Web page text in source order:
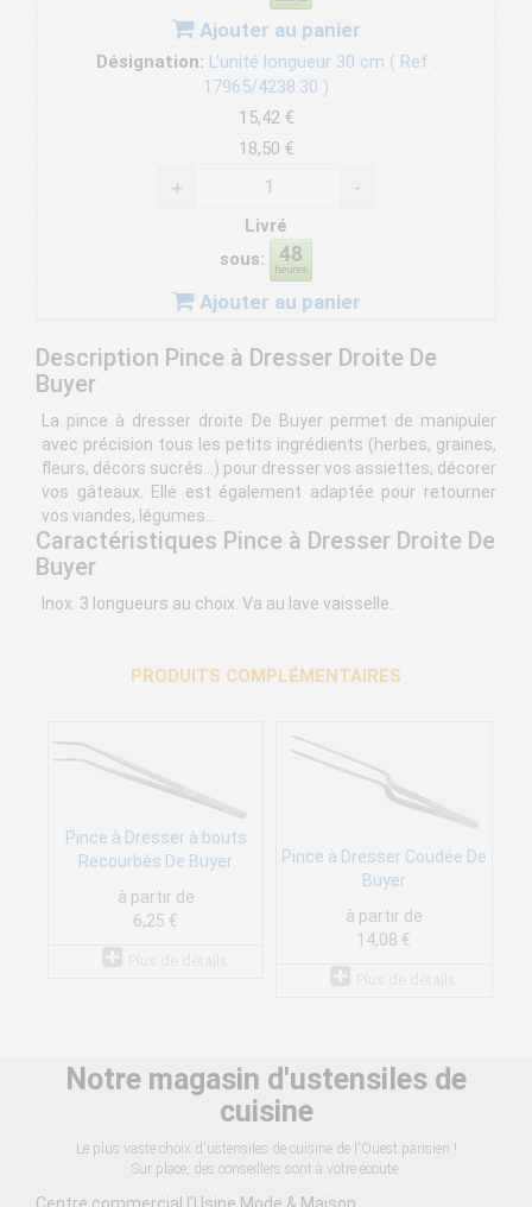
Ajouter au panier
Désignation: L'unité longueur 30 cm ( Ref :
17965/4238.30 )
15,42 €
18,50 €
+ -
Livré
sous:
Ajouter au panier
Description Pince à Dresser Droite De
Buyer
La pince à dresser droite De Buyer permet de manipuler
avec précision tous les petits ingrédients (herbes, graines,
fleurs, décors sucrés...) pour dresser vos assiettes, décorer
vos gâteaux. Elle est également adaptée pour retourner
vos viandes, légumes...
Caractéristiques Pince à Dresser Droite De
Buyer
Inox. 3 longueurs au choix. Va au lave vaisselle.
PRODUITS COMPLÉMENTAIRES
Pince à Dresser à bouts
Recourbés De Buyer
à partir de
6,25 €
Pince à Dresser Coudée De
Buyer
à partir de
14,08 €
Notre magasin d'ustensiles de
cuisine
Le plus vaste choix d'ustensiles de cuisine de l'Ouest parisien !
Sur place, des conseillers sont à votre écoute.